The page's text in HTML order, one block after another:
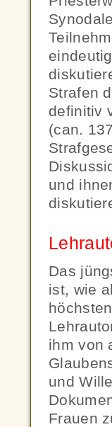
Strafen
definitiv
(can.
und
Das
ist, wie
ihm von
und
Frauen